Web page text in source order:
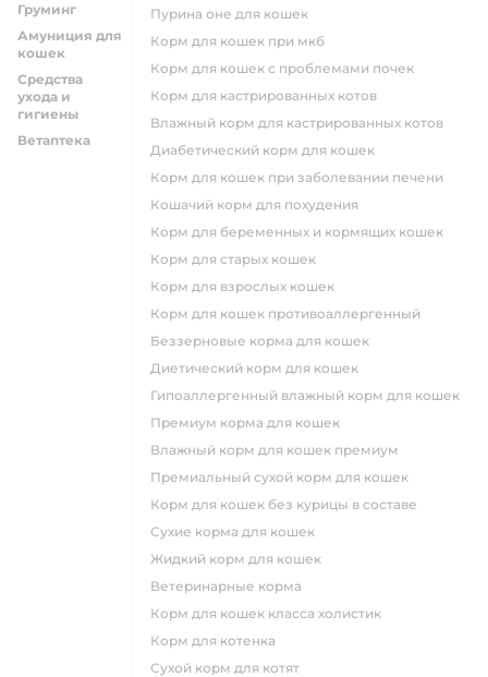
Груминг
Амуниция для
кошек
Средства
ухода и
гигиены
Ветаптека
пурина оне для кошек
корм для кошек при мкб
корм для кошек с проблемами почек
Корм для кастрированных котов
влажный корм для кастрированных котов
диабетический корм для кошек
корм для кошек при заболевании печени
кошачий корм для похудения
корм для беременных и кормящих кошек
корм для старых кошек
корм для взрослых кошек
корм для кошек противоаллергенный
беззерновые корма для кошек
диетический корм для кошек
гипоаллергенный влажный корм для кошек
премиум корма для кошек
влажный корм для кошек премиум
премиальный сухой корм для кошек
корм для кошек без курицы в составе
сухие корма для кошек
жидкий корм для кошек
ветеринарные корма
корм для кошек класса холистик
корм для котенка
сухой корм для котят